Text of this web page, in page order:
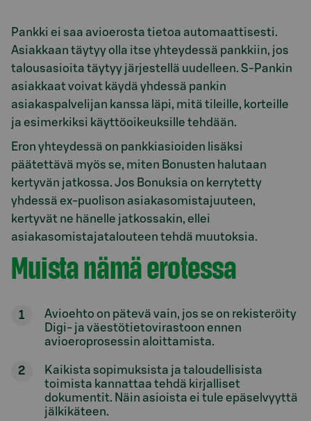
Pankki ei saa avioerosta tietoa automaattisesti.
Asiakkaan täytyy olla itse yhteydessä pankkiin, jos
talousasioita täytyy järjestellä uudelleen. S-Pankin
asiakkaat voivat käydä yhdessä pankin
asiakaspalvelijan kanssa läpi, mitä tileille, korteille
ja esimerkiksi käyttöoikeuksille tehdään.
Eron yhteydessä on pankkiasioiden lisäksi
päätettävä myös se, miten Bonusten halutaan
kertyvän jatkossa. Jos Bonuksia on kerrytetty
yhdessä ex-puolison asiakasomistajuuteen,
kertyvät ne hänelle jatkossakin, ellei
asiakasomistajatalouteen tehdä muutoksia.
Muista nämä erotessa
Avioehto on pätevä vain, jos se on rekisteröity
Digi- ja väestötietovirastoon ennen
avioeroprosessin aloittamista.
Kaikista sopimuksista ja taloudellisista
toimista kannattaa tehdä kirjalliset
dokumentit. Näin asioista ei tule epäselvyyttä
jälkikäteen.